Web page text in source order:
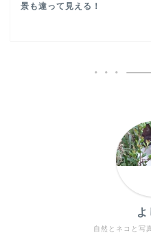
景も違って見える！
自然とネコと写
よ